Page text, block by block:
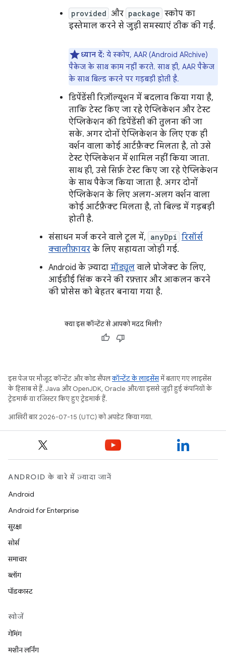
provided और package स्कोप का
इस्तेमाल करने से जुड़ी समस्याएं ठीक की गईं.
ध्यान दें: ये स्कोप, AAR (Android ARchive)
पैकेज के साथ काम नहीं करते. साथ ही, AAR पैकेज
के साथ बिल्ड करने पर गड़बड़ी होती है.
डिपेंडेंसी रिज़ॉल्यूशन में बदलाव किया गया है,
ताकि टेस्ट किए जा रहे ऐप्लिकेशन और टेस्ट
ऐप्लिकेशन की डिपेंडेंसी की तुलना की जा
सके. अगर दोनों ऐप्लिकेशन के लिए एक ही
वर्शन वाला कोई आर्टफ़ैक्ट मिलता है, तो उसे
टेस्ट ऐप्लिकेशन में शामिल नहीं किया जाता.
साथ ही, उसे सिर्फ़ टेस्ट किए जा रहे ऐप्लिकेशन
के साथ पैकेज किया जाता है. अगर दोनों
ऐप्लिकेशन के लिए अलग-अलग वर्शन वाला
कोई आर्टफ़ैक्ट मिलता है, तो बिल्ड में गड़बड़ी
होती है.
संसाधन मर्ज करने वाले टूल में, anyDpi रिसॉर्स
क्वालीफ़ायर के लिए सहायता जोड़ी गई.
Android के ज़्यादा मॉड्यूल वाले प्रोजेक्ट के लिए,
आईडीई सिंक करने की रफ़्तार और आकलन करने
की प्रोसेस को बेहतर बनाया गया है.
क्या इस कॉन्टेंट से आपको मदद मिली?
इस पेज पर मौजूद कॉन्टेंट और कोड सैंपलकॉन्टेंट के लाइसेंसमें बताए गए लाइसेंस
के हिसाब से हैं. Java और OpenJDK, Oracle और/या इससे जुड़ी हुई कंपनियों के
ट्रेडमार्क या रजिस्टर किए हुए ट्रेडमार्क हैं.
आखिरी बार 2026-07-15 (UTC) को अपडेट किया गया.
ANDROID के बारे में ज़्यादा जानें
Android
Android for Enterprise
सुरक्षा
सोर्स
समाचार
ब्लॉग
पॉडकास्ट
खोजें
गेमिंग
मशीन लर्निंग